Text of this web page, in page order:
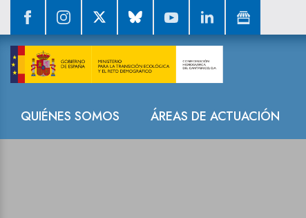
Navegación
QUIÉNES SOMOS ÁREAS DE ACTUACIÓN
Sala de prensa